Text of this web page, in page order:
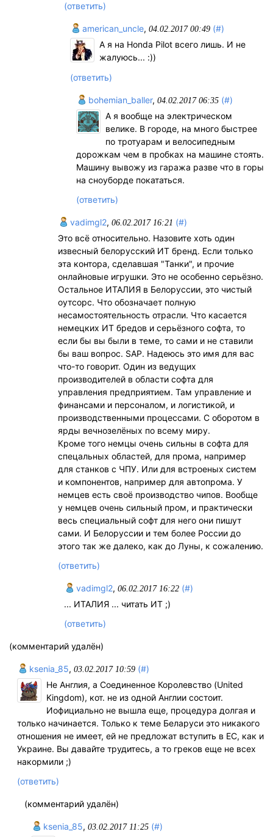
(ответить)
american_uncle,04.02.2017 00:49 (#)
А я на Honda Pilot всего лишь. И не
жалуюсь... :))
(ответить)
bohemian_baller, 04.02.2017 06:35 (#)
А я вообще на электрическом
велике. В городе, на много быстрее
по тротуарам и велосипедным
дорожкам чем в пробках на машине стоять.
Машину вывожу из гаража разве что в горы
на сноуборде покататься.
(ответить)
vadimgl2,06.02.2017 16:21 (#)
Это всё относительно. Назовите хоть один
извесный белорусский ИТ бренд. Если только
эта контора, сделавшая "Танки", и прочие
онлайновые игрушки. Это не особенно серьёзно.
Остальное ИТАЛИЯ в Белоруссии, это чистый
оутсорс. Что обозначает полную
несамостоятельность отрасли. Что касается
немецких ИТ бредов и серьёзного софта, то
если бы вы были в теме, то сами и не ставили
бы ваш вопрос. SAP. Надеюсь это имя для вас
что-то говорит. Один из ведущих
производителей в области софта для
управления предприятием. Там управление и
финансами и персоналом, и логистикой, и
производственными процессами. С оборотом в
ярды вечнозелёных по всему миру.
Кроме того немцы очень сильны в софта для
спецальных областей, для прома, например
для станков с ЧПУ. Или для встроеных систем
и компонентов, например для автопрома. У
немцев есть своё производство чипов. Вообще
у немцев очень сильный пром, и практически
весь специальный софт для него они пишут
сами. И Белоруссии и тем более России до
этого так же далеко, как до Луны, к сожалению.
(ответить)
vadimgl2,06.02.2017 16:22 (#)
... ИТАЛИЯ ... читать ИТ ;)
(ответить)
(комментарий удалён)
ksenia_85, 03.02.2017 10:59 (#)
Не Англия, а Соединенное Королевство (United
Kingdom), кот. не из одной Англии состоит.
Иофициально не вышла еще, процедура долгая и
только начинается. Только к теме Беларуси это никакого
отношения не имеет, ей не предложат вступить в ЕС, как и
Украине. Вы давайте трудитесь, а то греков еще не всех
накормили ;)
(ответить)
(комментарий удалён)
ksenia_85,03.02.2017 11:25 (#)